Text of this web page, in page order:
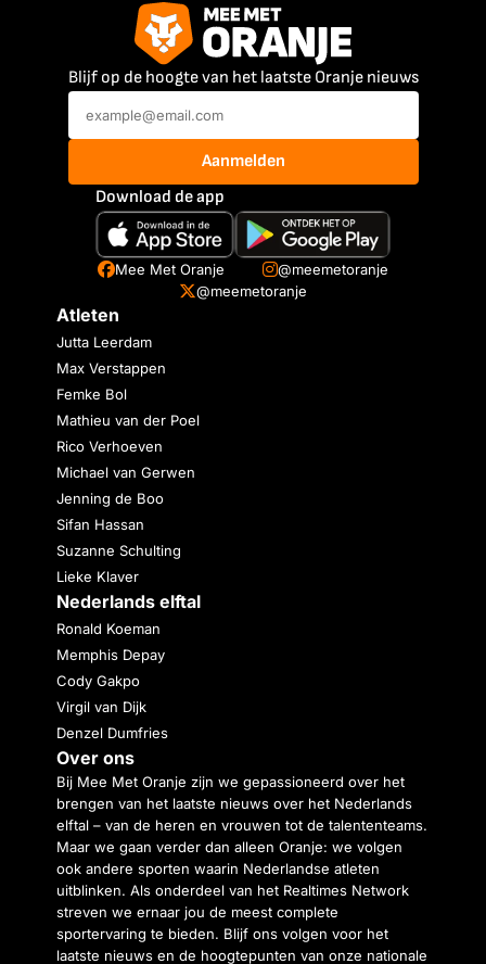
Blijf op de hoogte van het laatste Oranje nieuws
Aanmelden
Download de app
Mee Met Oranje
@meemetoranje
@meemetoranje
Atleten
Jutta Leerdam
Max Verstappen
Femke Bol
Mathieu van der Poel
Rico Verhoeven
Michael van Gerwen
Jenning de Boo
Sifan Hassan
Suzanne Schulting
Lieke Klaver
Nederlands elftal
Ronald Koeman
Memphis Depay
Cody Gakpo
Virgil van Dijk
Denzel Dumfries
Over ons
Bij Mee Met Oranje zijn we gepassioneerd over het
brengen van het laatste nieuws over het Nederlands
elftal – van de heren en vrouwen tot de talententeams.
Maar we gaan verder dan alleen Oranje: we volgen
ook andere sporten waarin Nederlandse atleten
uitblinken. Als onderdeel van het Realtimes Network
streven we ernaar jou de meest complete
sportervaring te bieden. Blijf ons volgen voor het
laatste nieuws en de hoogtepunten van onze nationale